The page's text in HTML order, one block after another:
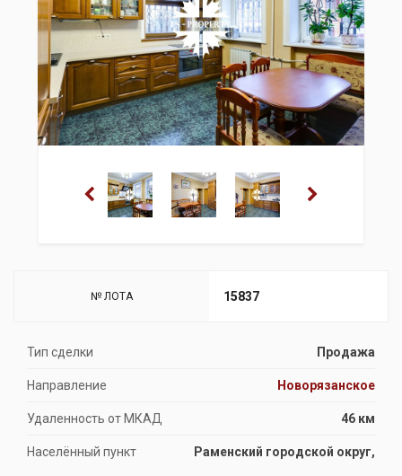
№ ЛОТА 15837
Тип сделки Продажа
Направление Новорязанское
Удаленность от МКАД 46 км
Населённый пункт Раменский городской округ,